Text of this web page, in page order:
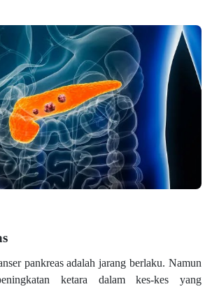
pankreas adalah jarang berlaku. Namun
ketara dalam kes-kes yang